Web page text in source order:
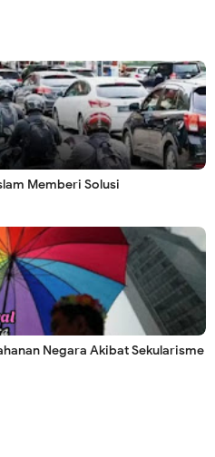
Memberi Solusi
Negara Akibat Sekularisme